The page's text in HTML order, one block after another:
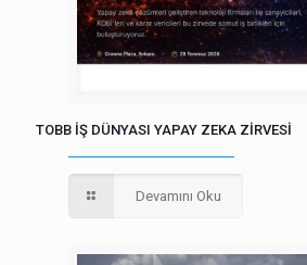
TOBB İŞ DÜNYASI YAPAY ZEKA ZİRVESİ
Devamını Oku